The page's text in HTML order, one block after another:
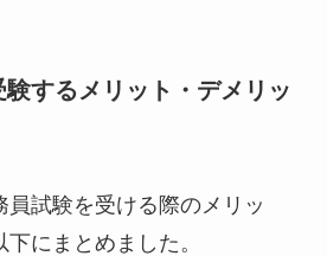
験するメリット・デメリッ
員試験を受ける際のメリッ
にまとめました。